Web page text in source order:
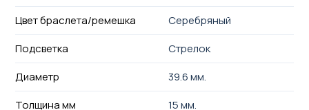
Цвет браслета/ремешка
Серебряный
Подсветка
Стрелок
Диаметр
39.6 мм.
Толщина мм
15 мм.